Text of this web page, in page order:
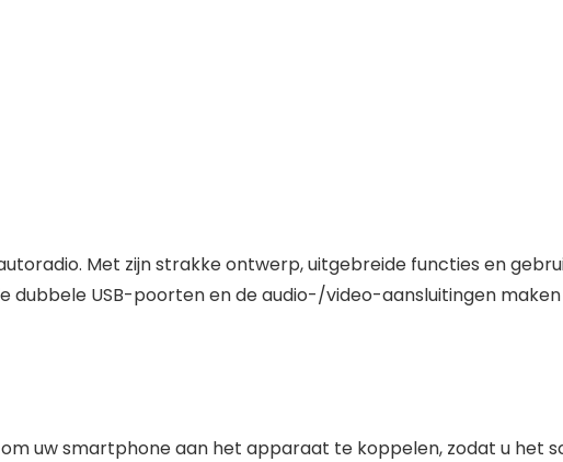
Met zijn strakke ontwerp, uitgebreide functies en
dubbele USB-poorten en de audio-/video-aansluitingen
uw smartphone aan het apparaat te koppelen, zodat u het